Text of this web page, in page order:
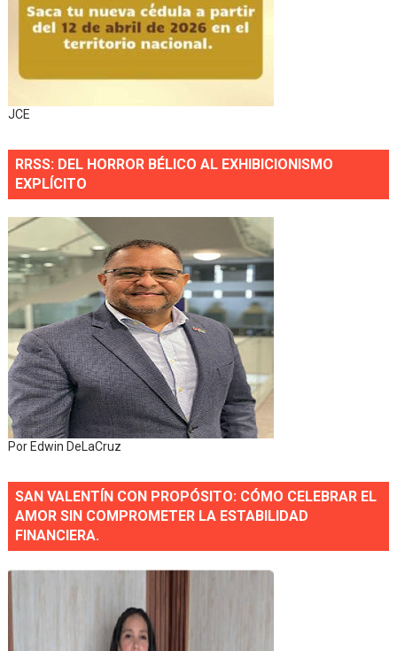
JCE
RRSS: DEL HORROR BÉLICO AL EXHIBICIONISMO
EXPLÍCITO
Por Edwin DeLaCruz
SAN VALENTÍN CON PROPÓSITO: CÓMO CELEBRAR EL
AMOR SIN COMPROMETER LA ESTABILIDAD
FINANCIERA.